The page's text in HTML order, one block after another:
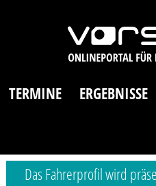
TERMINE ERGEBNISSE
Das Fahrerprofil wird